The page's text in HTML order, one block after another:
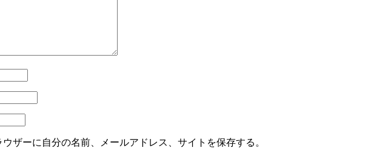
ザーに自分の名前、メールアドレス、サイトを保存する。